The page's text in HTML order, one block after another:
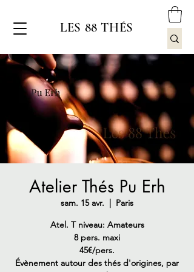
LES 88 THÉS
Atelier Thés Pu Erh
sam. 15 avr.
Paris
Atel. T niveau: Amateurs
8 pers. maxi
45€/pers.
Évènement autour des thés d'origines, par